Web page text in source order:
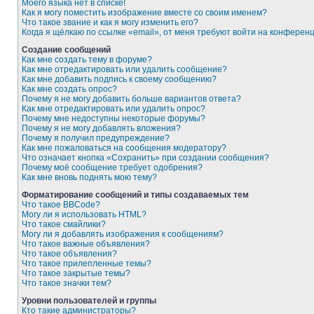
Моего языка нет в списке!
Как я могу поместить изображение вместе со своим именем?
Что такое звание и как я могу изменить его?
Когда я щёлкаю по ссылке «email», от меня требуют войти на
Создание сообщений
Как мне создать тему в форуме?
Как мне отредактировать или удалить сообщение?
Как мне добавить подпись к своему сообщению?
Как мне создать опрос?
Почему я не могу добавить больше вариантов ответа?
Как мне отредактировать или удалить опрос?
Почему мне недоступны некоторые форумы?
Почему я не могу добавлять вложения?
Почему я получил предупреждение?
Как мне пожаловаться на сообщения модератору?
Что означает кнопка «Сохранить» при создании сообщения?
Почему моё сообщение требует одобрения?
Как мне вновь поднять мою тему?
Форматирование сообщений и типы создаваемых тем
Что такое BBCode?
Могу ли я использовать HTML?
Что такое смайлики?
Могу ли я добавлять изображения к сообщениям?
Что такое важные объявления?
Что такое объявления?
Что такое прилепленные темы?
Что такое закрытые темы?
Что такое значки тем?
Уровни пользователей и группы
Кто такие администраторы?